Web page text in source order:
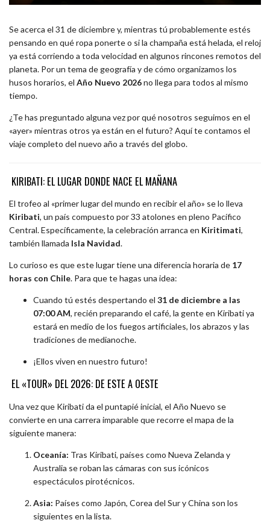
Se acerca el 31 de diciembre y, mientras tú probablemente estés
pensando en qué ropa ponerte o si la champaña está helada, el reloj
ya está corriendo a toda velocidad en algunos rincones remotos del
planeta. Por un tema de geografía y de cómo organizamos los
husos horarios, el Año Nuevo 2026no llega para todos al mismo
tiempo.
¿Te has preguntado alguna vez por qué nosotros seguimos en el
«ayer» mientras otros ya están en el futuro? Aquí te contamos el
viaje completo del nuevo año a través del globo.
KIRIBATI: EL LUGAR DONDE NACE EL MAÑANA
El trofeo al «primer lugar del mundo en recibir el año» se lo lleva
Kiribati, un país compuesto por 33 atolones en pleno Pacífico
Central. Específicamente, la celebración arranca en Kiritimati,
también llamada Isla Navidad.
Lo curioso es que este lugar tiene una diferencia horaria de 17
horas con Chile. Para que te hagas una idea:
Cuando tú estés despertando el 31 de diciembre a las
07:00 AM, recién preparando el café, la gente en Kiribati ya
estará en medio de los fuegos artificiales, los abrazos y las
tradiciones de medianoche.
¡Ellos viven en nuestro futuro!
EL «TOUR» DEL 2026: DE ESTE A OESTE
Una vez que Kiribati da el puntapié inicial, el Año Nuevo se
convierte en una carrera imparable que recorre el mapa de la
siguiente manera:
Oceanía: Tras Kiribati, países como Nueva Zelanda y
Australia se roban las cámaras con sus icónicos
espectáculos pirotécnicos.
Asia: Países como Japón, Corea del Sur y China son los
siguientes en la lista.